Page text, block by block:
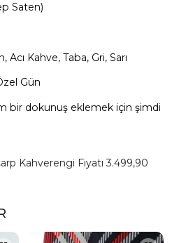
Saten)
Kahve, Taba, Gri, Sarı
Gün
bir dokunuş eklemek için şimdi
Kahverengi Fiyatı 3.499,90